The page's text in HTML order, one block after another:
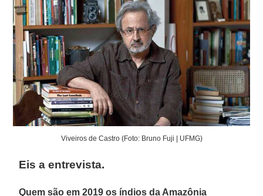
Viveiros de Castro (Foto: Bruno Fuji | UFMG)
Eis a entrevista.
Quem são em 2019 os índios da Amazônia